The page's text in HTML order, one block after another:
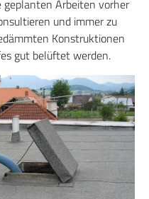
Arbeiten vorher
und immer zu
Konstruktionen
gut belüftet werden.